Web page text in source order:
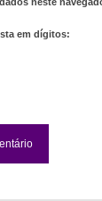
em dígitos: